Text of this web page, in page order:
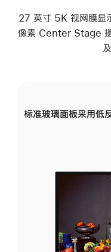
27 英寸 5K 视网膜显
像素 Center Stage 摄
标准玻璃面板采用低